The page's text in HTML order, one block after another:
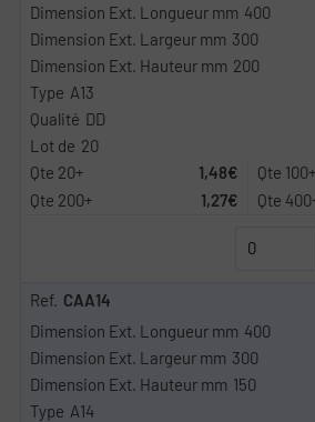
400
300
200
A13
DD
20
1,48€
1,27€
CAA14
400
300
150
A14